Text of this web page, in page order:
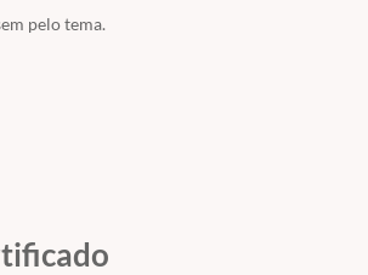
pelo tema.